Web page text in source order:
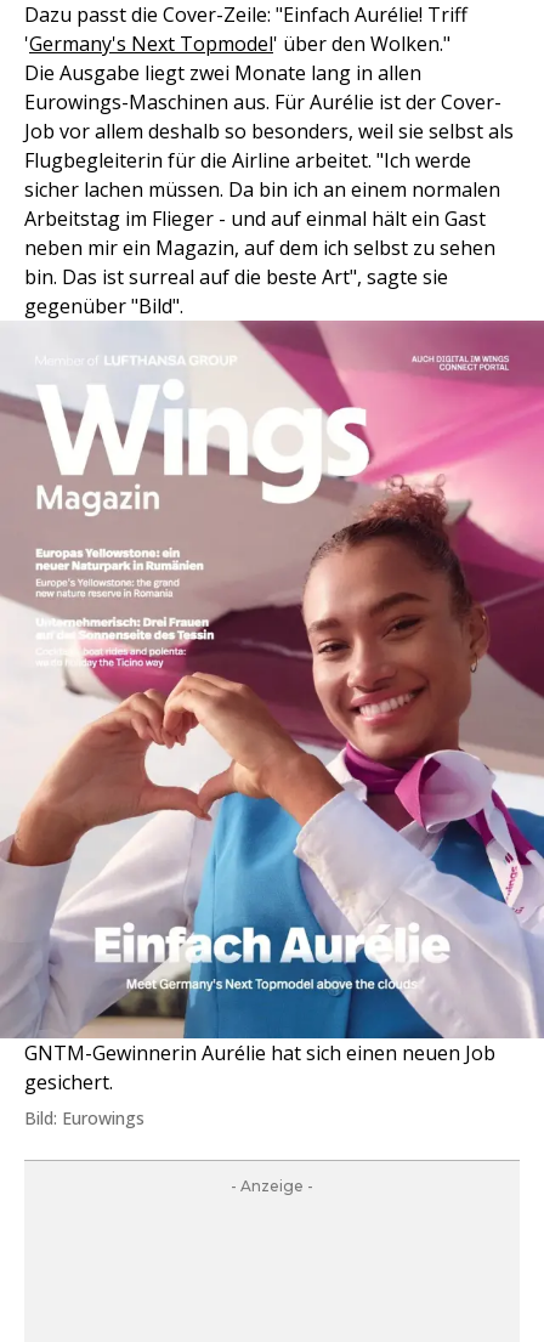
Dazu passt die Cover-Zeile: "Einfach Aurélie! Triff
'Germany's Next Topmodel' über den Wolken."
Die Ausgabe liegt zwei Monate lang in allen
Eurowings-Maschinen aus. Für Aurélie ist der Cover-
Job vor allem deshalb so besonders, weil sie selbst als
Flugbegleiterin für die Airline arbeitet. "Ich werde
sicher lachen müssen. Da bin ich an einem normalen
Arbeitstag im Flieger - und auf einmal hält ein Gast
neben mir ein Magazin, auf dem ich selbst zu sehen
bin. Das ist surreal auf die beste Art", sagte sie
gegenüber "Bild".
GNTM-Gewinnerin Aurélie hat sich einen neuen Job
gesichert.
Bild: Eurowings
- Anzeige -